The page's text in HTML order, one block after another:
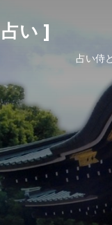
い ]
占い侍